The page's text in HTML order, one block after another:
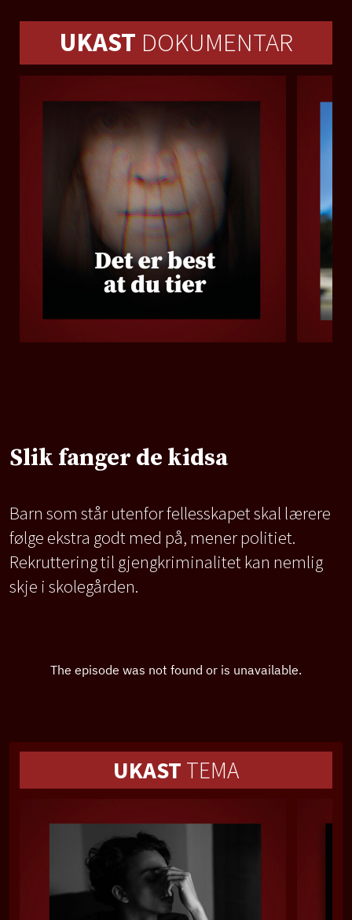
UKAST DOKUMENTAR
Slik fanger de kidsa
Barn som står utenfor fellesskapet skal lærere
følge ekstra godt med på, mener politiet.
Rekruttering til gjengkriminalitet kan nemlig
skje i skolegården.
UKAST TEMA